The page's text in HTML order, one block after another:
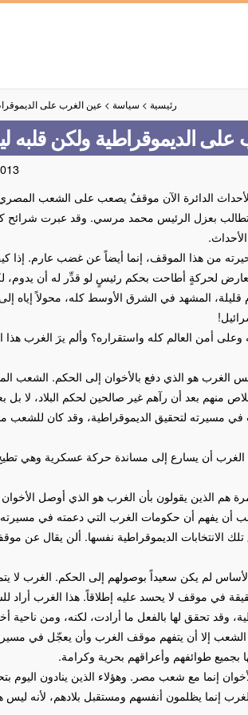
رئيسية > سياسة > عين الغرب على
على الديموقراطية ولكن قلبه
الدائرة الآن موقفٌ يصعب على الشعب
تطالب بعزل الرئيس محمد مرسي. وقد عبرت
من هذا الموقف، إنما أيضاً عن غضب عارم. إذا
لحركةٍ أطاحت بحكم رئيسٍ لو قدِّر له أن يدوم،
المشهد في الشرق الأوسط كله، محولاً إياه
وعلى أمن العالم كله واستقراره؟ وألم يرَ الغرب
هو الذي دفع بالأخوان إلى الحكم. الشعب
منهم بعد أن رآهم غير صالحين لحكم البلاد، لا
في مسيرته لتحقيق الديموقراطية، وقد كان
الغرب أن يسارع إلى مساندة حركة عسكرية وهي
هم الذين يقولون بأن الغرب هو الذي أوصل
أن يفهم أن حكومات الغرب التي دعمته في مسيرته
الديموقراطية نفسها. ألن يقال عن
لم يكن سعيداً بوصولهم إلى الحكم. الغرب لا
في موقف لا يحسد عليه إطلاقاً. هذا الغرب
وقد تحقق لها بالفعل ما أرادت، لكنه، ومن ناحية
إلا أن يتفهم موقف الغرب وأن يعجّل في مسيرته
طوائفهم وأعراقهم بحرية وكرامة.
إنما مع شعب مصر. وهؤلاء الذين ينادون اليوم
إنما يظلمون أنفسهم ومستقبل بلادهم، لأنه